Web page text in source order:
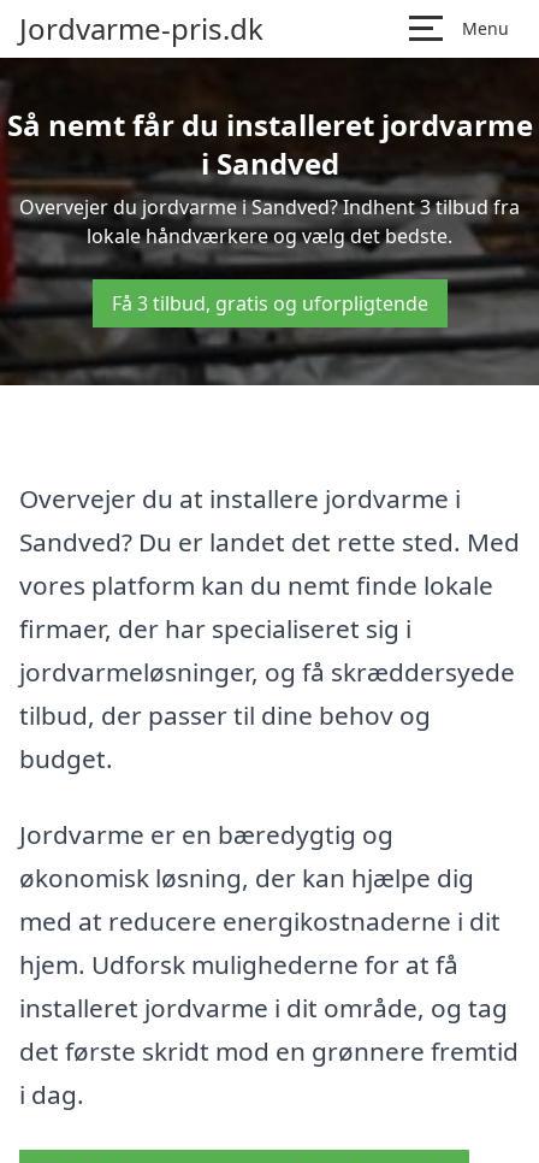
Jordvarme-pris.dk Menu
Så nemt får du installeret jordvarme
i Sandved
Overvejer du jordvarme i Sandved? Indhent 3 tilbud fra
lokale håndværkere og vælg det bedste.
Få 3 tilbud, gratis og uforpligtende
Overvejer du at installere jordvarme i
Sandved? Du er landet det rette sted. Med
vores platform kan du nemt finde lokale
firmaer, der har specialiseret sig i
jordvarmeløsninger, og få skræddersyede
tilbud, der passer til dine behov og
budget.
Jordvarme er en bæredygtig og
økonomisk løsning, der kan hjælpe dig
med at reducere energikostnaderne i dit
hjem. Udforsk mulighederne for at få
installeret jordvarme i dit område, og tag
det første skridt mod en grønnere fremtid
i dag.